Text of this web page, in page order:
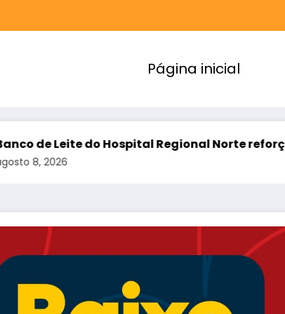
Página inicial
Regional Norte reforça importância da